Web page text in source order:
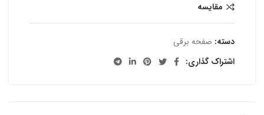
مقایسه
دسته: صفحه برقی
اشتراک گذاری: